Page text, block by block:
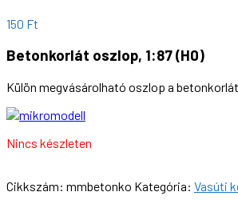
150 Ft
Betonkorlát oszlop, 1:87 (H0)
Külön megvásárolható oszlop a
Nincs készleten
Cikkszám: mmbetonko Kategória: Vasúti